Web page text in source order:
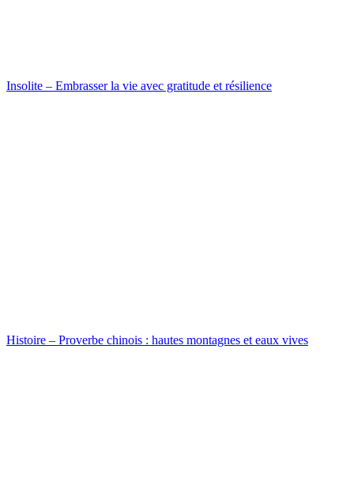
Insolite – Embrasser la vie avec gratitude et résilience
Histoire – Proverbe chinois : hautes montagnes et eaux vives